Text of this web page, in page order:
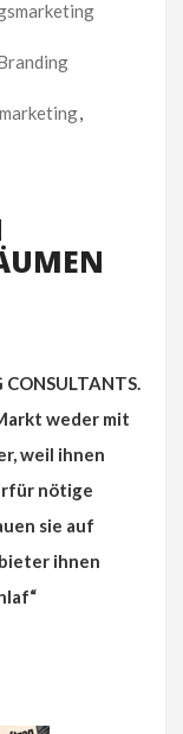
,
weder mit
weil ihnen
nötige
sie auf
ihnen